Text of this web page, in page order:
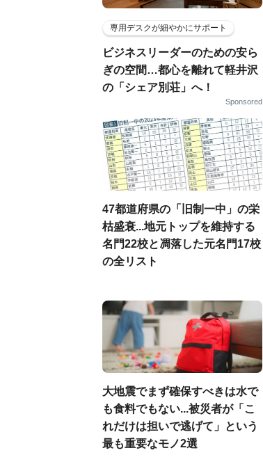
専用デスクが細やかにサポート
ビジネスリーダーのための安ら
ぎの空間…都心を離れて軽井沢
の「シェア別荘」へ！
Sponsored
47都道府県の「旧制一中」の栄
枯盛衰...地元トップを維持する
名門22校と凋落した元名門17校
の全リスト
大地震でまず確保すべきは水で
も食料でもない...被災者が「こ
れだけは担いで逃げて」という
最も重要なモノ2選